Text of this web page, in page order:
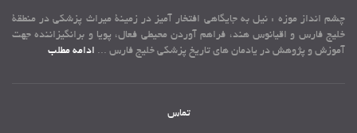
چشم انداز موزه : نیل به جایگاهی افتخار آمیز در زمینة میراث پزشكی در منطقة
خلیج فارس و اقیانوس هند، فراهم آوردن محیطی فعال، پویا و برانگیزاننده جهت
آموزش و پژوهش در یادمان های تاریخ پزشكی خلیج فارس ... ادامه مطلب
تماس